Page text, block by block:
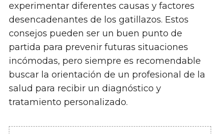
experimentar diferentes causas y factores
desencadenantes de los gatillazos. Estos
consejos pueden ser un buen punto de
partida para prevenir futuras situaciones
incómodas, pero siempre es recomendable
buscar la orientación de un profesional de la
salud para recibir un diagnóstico y
tratamiento personalizado.